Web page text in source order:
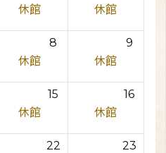
休館
休館
8
休館
9
休館
15
休館
16
休館
22
23